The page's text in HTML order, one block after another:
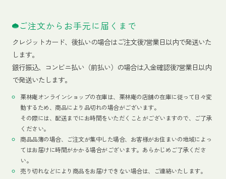
ご注文からお手元に届くまで
クレジットカード、 後払いの場合はご注文後7営業日以内で発送いた
します。
銀行振込、コンビニ払い（前払い）の場合は入金確認後7営業日以内
で発送いたします。
栗林庵オンラインショップの在庫は、栗林庵の店舗の在庫に従って日々変
動するため、商品により品切れの場合がございます。
その際には、配送までにお時間をいただくことがございますので、ご了承
ください。
商品品薄の場合、ご注文が集中した場合、お客様がお住まいの地域によっ
てはお届けに時間がかかる場合がございます。あらかじめご了承くださ
い。
売り切れなどにより商品をお届けできない場合は、ご連絡いたします。